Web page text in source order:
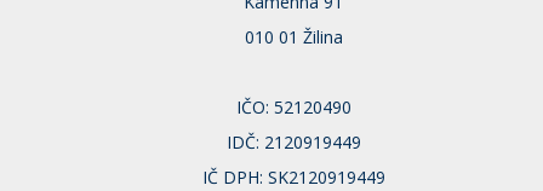
010 01 Žilina
IČO: 52120490
IDČ: 2120919449
IČ DPH: SK2120919449